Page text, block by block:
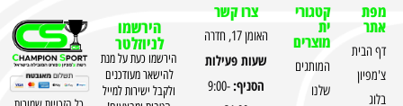
מפת
אתר
דף הבית
צ'מפיון
בלוג
קטגורי
ית
מוצרים
המותגים
שלנו
צרו קשר
האומן 17, חדרה
שעות פעילות
הסניף:9:00-
הירשמו
לניוזלטר
הירשמו כעת על מנת
להישאר מעודכנים
ולקבל ישירות למייל